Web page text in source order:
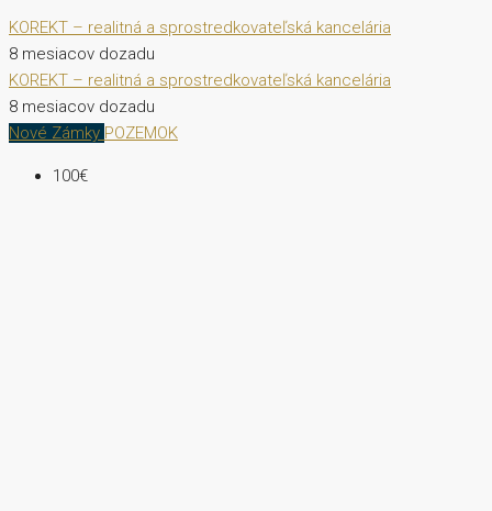
KOREKT – realitná a sprostredkovateľská kancelária
8 mesiacov dozadu
KOREKT – realitná a sprostredkovateľská kancelária
8 mesiacov dozadu
Nové Zámky POZEMOK
100€